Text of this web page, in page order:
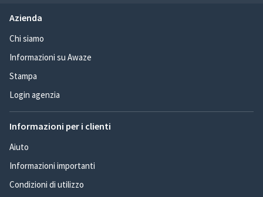
Azienda
Chi siamo
Informazioni su Awaze
Stampa
Login agenzia
Informazioni per i clienti
Aiuto
Informazioni importanti
Condizioni di utilizzo